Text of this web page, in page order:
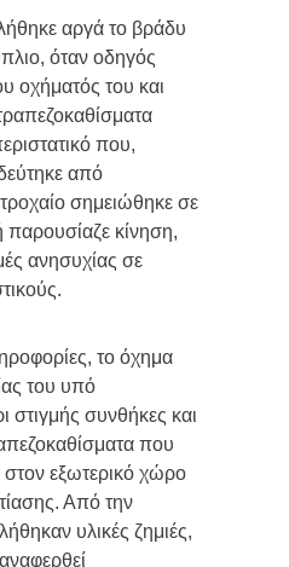
αργά το βράδυ
όταν οδηγός
οχήματός του και
που,
από
σημειώθηκε σε
κίνηση,
ανησυχίας σε
το όχημα
του υπό
στιγμής συνθήκες και
που
εξωτερικό χώρο
Από την
υλικές ζημιές,